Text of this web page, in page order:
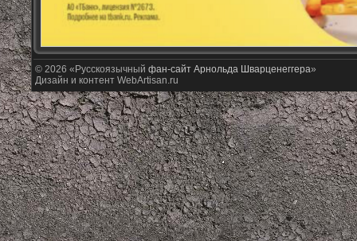
© 2026 «Русскоязычный фан-сайт Арнольда Шварценеггера»
Дизайн и контент WebArtisan.ru